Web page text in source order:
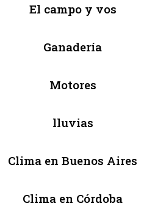
El campo y vos
Ganadería
Motores
lluvias
Clima en Buenos Aires
Clima en Córdoba